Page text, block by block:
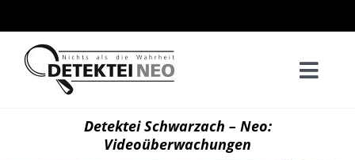
Inhalt
springen
Detektei Schwarzach – Neo:
Videoüberwachungen